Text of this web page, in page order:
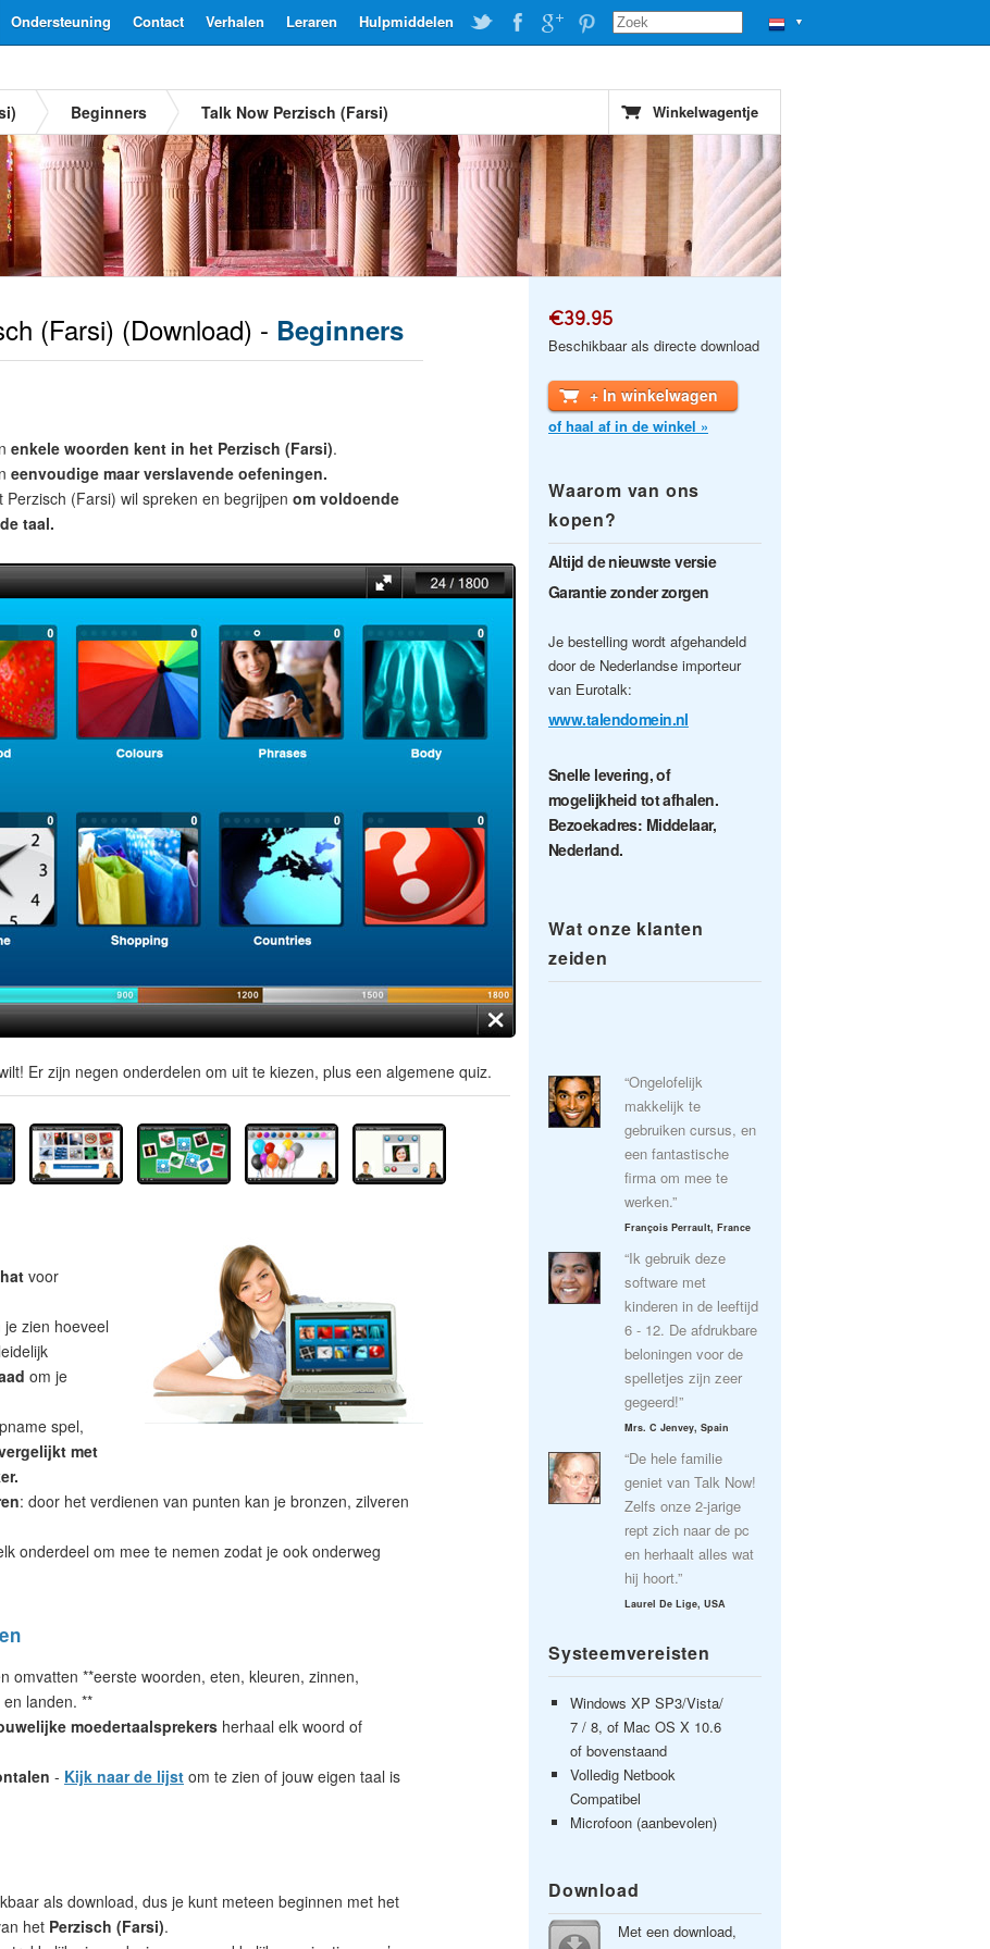
▼
Hulpmiddelen
Leraren
Verhalen
Contact
Ondersteuning
Beginners Talk Now Perzisch (Farsi) Winkelwagentje
(Farsi) (Download) - Beginners
enkele woorden kent in het Perzisch (Farsi).
eenvoudige maar verslavende oefeningen.
(Farsi) wil spreken en begrijpen om voldoende
taal.
Er zijn negen onderdelen om uit te kiezen, plus een algemene quiz.
voor
je zien hoeveel
om je
spel,
met
: door het verdienen van punten kan je bronzen, zilveren
onderdeel om mee te nemen zodat je ook onderweg
omvatten **eerste woorden, eten, kleuren, zinnen,
landen. **
moedertaalsprekers herhaal elk woord of
- Kijk naar de lijst om te zien of jouw eigen taal is
als download, dus je kunt meteen beginnen met het
het Perzisch (Farsi).
€39.95
Beschikbaar als directe download
+ In winkelwagen
of haal af in de winkel »
Waarom van ons
kopen?
Altijd de nieuwste versie
Garantie zonder zorgen
Je bestelling wordt afgehandeld
door de Nederlandse importeur
van Eurotalk:
www.talendomein.nl
Snelle levering, of
mogelijkheid tot afhalen.
Bezoekadres: Middelaar,
Nederland.
Wat onze klanten
zeiden
“Ongelofelijk
makkelijk te
gebruiken cursus, en
een fantastische
firma om mee te
werken.”
François Perrault, France
“Ik gebruik deze
software met
kinderen in de leeftijd
6 - 12. De afdrukbare
beloningen voor de
spelletjes zijn zeer
gegeerd!”
Mrs. C Jenvey, Spain
“De hele familie
geniet van Talk Now!
Zelfs onze 2-jarige
rept zich naar de pc
en herhaalt alles wat
hij hoort.”
Laurel De Lige, USA
Systeemvereisten
Windows XP SP3/Vista/
7 / 8, of Mac OS X 10.6
of bovenstaand
Volledig Netbook
Compatibel
Microfoon (aanbevolen)
Download
Met een download,